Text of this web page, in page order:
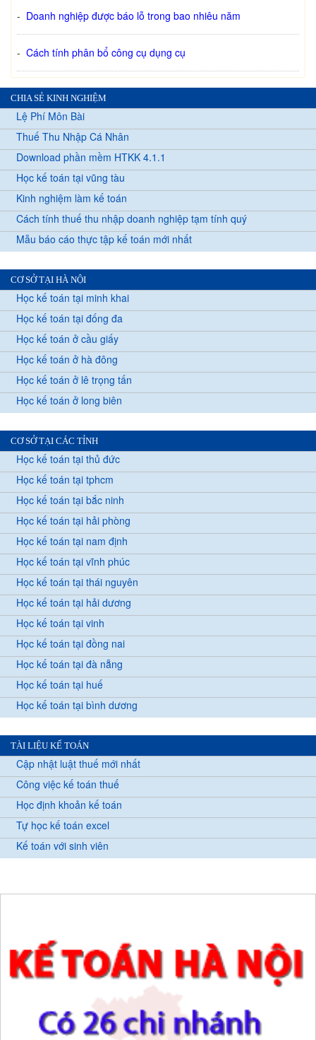
- Doanh nghiệp được báo lỗ trong bao nhiêu năm
- Cách tính phân bổ công cụ dụng cụ
CHIA SẺ KINH NGHIỆM
Lệ Phí Môn Bài
Thuế Thu Nhập Cá Nhân
Download phần mềm HTKK 4.1.1
Học kế toán tại vũng tàu
Kinh nghiệm làm kế toán
Cách tính thuế thu nhập doanh nghiệp tạm tính quý
Mẫu báo cáo thực tập kế toán mới nhất
CƠ SỞ TẠI HÀ NỘI
Học kế toán tại minh khai
Học kế toán tại đống đa
Học kế toán ở cầu giấy
Học kế toán ở hà đông
Học kế toán ở lê trọng tấn
Học kế toán ở long biên
CƠ SỞ TẠI CÁC TỈNH
Học kế toán tại thủ đức
Học kế toán tại tphcm
Học kế toán tại bắc ninh
Học kế toán tại hải phòng
Học kế toán tại nam định
Học kế toán tại vĩnh phúc
Học kế toán tại thái nguyên
Học kế toán tại hải dương
Học kế toán tại vinh
Học kế toán tại đồng nai
Học kế toán tại đà nẵng
Học kế toán tại huế
Học kế toán tại bình dương
TÀI LIỆU KẾ TOÁN
Cập nhật luật thuế mới nhất
Công việc kế toán thuế
Học định khoản kế toán
Tự học kế toán excel
Kế toán với sinh viên